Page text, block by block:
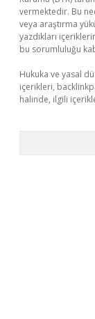
vermektedir. Bu
veya araştırma
yazdıkları
bu sorumluluğu
Hukuka ve yasal
içerikleri,
halinde, ilgili